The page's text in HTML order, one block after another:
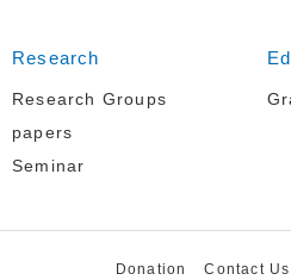
Research
Research Groups
papers
Seminar
Donation Contact